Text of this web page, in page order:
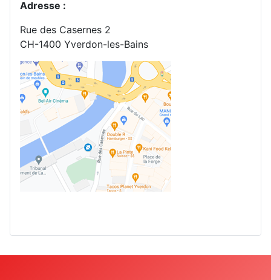
Adresse :
Rue des Casernes 2
CH-1400 Yverdon-les-Bains